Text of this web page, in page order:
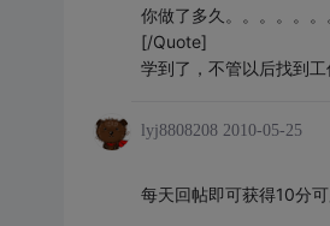
你做了多久。。。。。
[/Quote]
学到了，不管以后找到
lyj8808208 2010-05-25
每天回帖即可获得10分